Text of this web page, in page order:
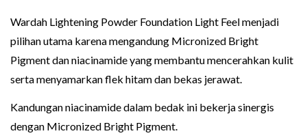
Wardah Lightening Powder Foundation Light Feel menjadi
pilihan utama karena mengandung Micronized Bright
Pigment dan niacinamide yang membantu mencerahkan kulit
serta menyamarkan flek hitam dan bekas jerawat.
Kandungan niacinamide dalam bedak ini bekerja sinergis
dengan Micronized Bright Pigment.